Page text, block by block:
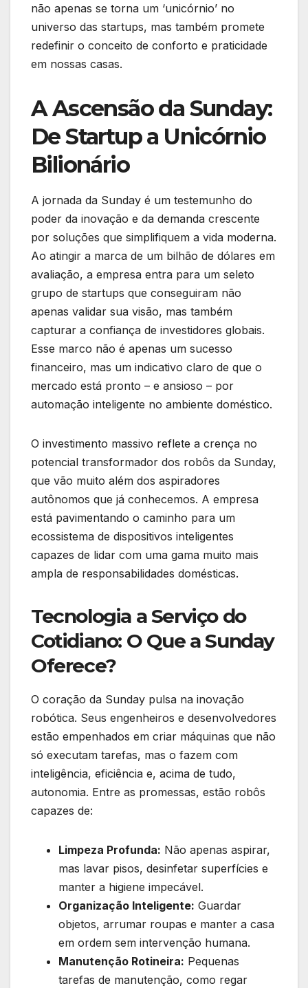
não apenas se torna um ‘unicórnio’ no
universo das startups, mas também promete
redefinir o conceito de conforto e praticidade
em nossas casas.
A Ascensão da Sunday:
De Startup a Unicórnio
Bilionário
A jornada da Sunday é um testemunho do
poder da inovação e da demanda crescente
por soluções que simplifiquem a vida moderna.
Ao atingir a marca de um bilhão de dólares em
avaliação, a empresa entra para um seleto
grupo de startups que conseguiram não
apenas validar sua visão, mas também
capturar a confiança de investidores globais.
Esse marco não é apenas um sucesso
financeiro, mas um indicativo claro de que o
mercado está pronto – e ansioso – por
automação inteligente no ambiente doméstico.
O investimento massivo reflete a crença no
potencial transformador dos robôs da Sunday,
que vão muito além dos aspiradores
autônomos que já conhecemos. A empresa
está pavimentando o caminho para um
ecossistema de dispositivos inteligentes
capazes de lidar com uma gama muito mais
ampla de responsabilidades domésticas.
Tecnologia a Serviço do
Cotidiano: O Que a Sunday
Oferece?
O coração da Sunday pulsa na inovação
robótica. Seus engenheiros e desenvolvedores
estão empenhados em criar máquinas que não
só executam tarefas, mas o fazem com
inteligência, eficiência e, acima de tudo,
autonomia. Entre as promessas, estão robôs
capazes de:
Limpeza Profunda: Não apenas aspirar,
mas lavar pisos, desinfetar superfícies e
manter a higiene impecável.
Organização Inteligente: Guardar
objetos, arrumar roupas e manter a casa
em ordem sem intervenção humana.
Manutenção Rotineira: Pequenas
tarefas de manutenção, como regar